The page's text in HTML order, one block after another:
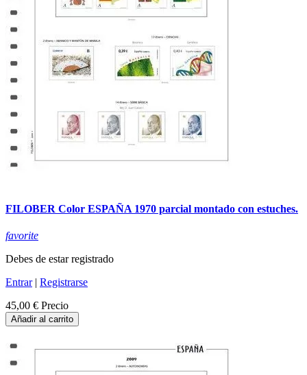
FILOBER Color ESPAÑA 1970 parcial montado con estuches.
favorite
Debes de estar registrado
Entrar| Registrarse
45,00 € Precio
Añadir al carrito